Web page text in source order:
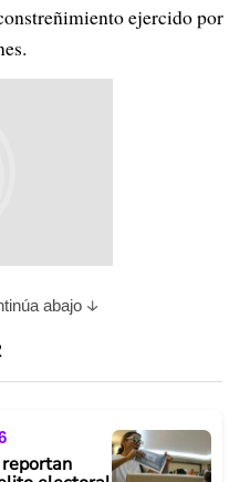
ejercido por
abajo
reportan